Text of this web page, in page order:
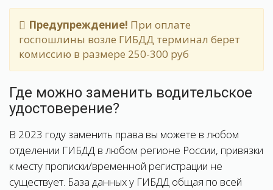
Предупреждение! При оплате
госпошлины возле ГИБДД терминал берет
комиссию в размере 250-300 руб
Где можно заменить водительское
удостоверение?
В 2023 году заменить права вы можете в любом
отделении ГИБДД в любом регионе России, привязки
к месту прописки/временной регистрации не
существует. База данных у ГИБДД общая по всей